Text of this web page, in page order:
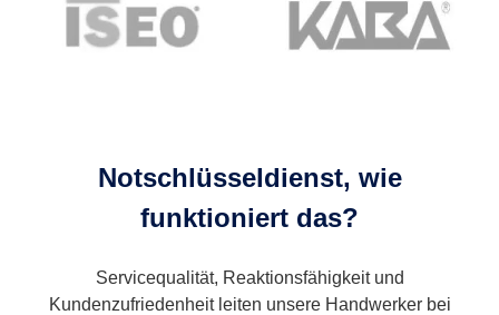
Notschlüsseldienst, wie
funktioniert das?
Servicequalität, Reaktionsfähigkeit und
Kundenzufriedenheit leiten unsere Handwerker bei